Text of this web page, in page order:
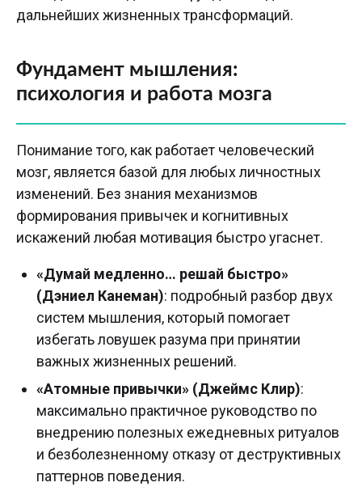
дальнейших жизненных трансформаций.
Фундамент мышления:
психология и работа мозга
Понимание того, как работает человеческий
мозг, является базой для любых личностных
изменений. Без знания механизмов
формирования привычек и когнитивных
искажений любая мотивация быстро угаснет.
«Думай медленно… решай быстро»
(Дэниел Канеман): подробный разбор двух
систем мышления, который помогает
избегать ловушек разума при принятии
важных жизненных решений.
«Атомные привычки» (Джеймс Клир):
максимально практичное руководство по
внедрению полезных ежедневных ритуалов
и безболезненному отказу от деструктивных
паттернов поведения.